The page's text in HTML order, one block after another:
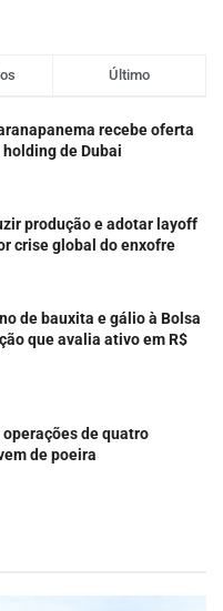
Último
recebe oferta
de Dubai
produção e adotar layoff
crise global do enxofre
de bauxita e gálio à Bolsa
que avalia ativo em R$
de quatro
de poeira